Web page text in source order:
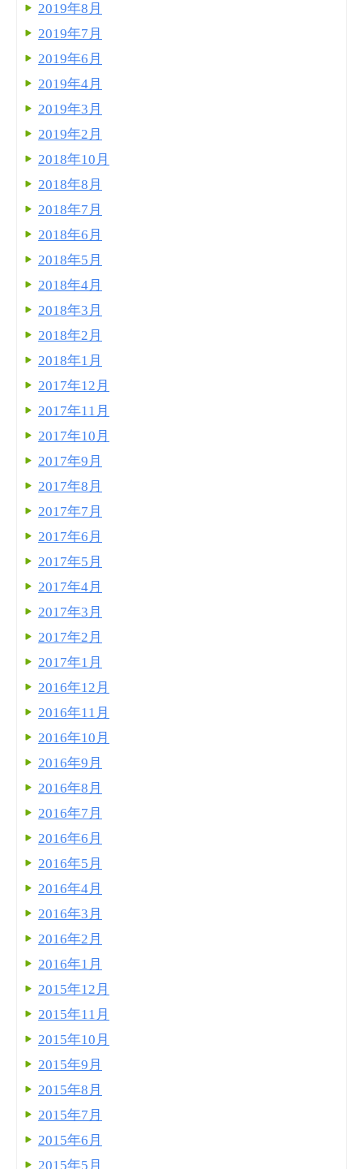
2019年8月
2019年7月
2019年6月
2019年4月
2019年3月
2019年2月
2018年10月
2018年8月
2018年7月
2018年6月
2018年5月
2018年4月
2018年3月
2018年2月
2018年1月
2017年12月
2017年11月
2017年10月
2017年9月
2017年8月
2017年7月
2017年6月
2017年5月
2017年4月
2017年3月
2017年2月
2017年1月
2016年12月
2016年11月
2016年10月
2016年9月
2016年8月
2016年7月
2016年6月
2016年5月
2016年4月
2016年3月
2016年2月
2016年1月
2015年12月
2015年11月
2015年10月
2015年9月
2015年8月
2015年7月
2015年6月
2015年5月